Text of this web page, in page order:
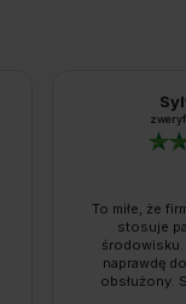
To miłe, że
stosuje
środowisku.
naprawdę
obsłużony.